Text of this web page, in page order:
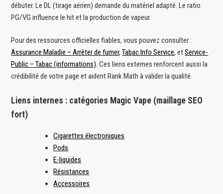
débuter. Le DL (tirage aérien) demande du matériel adapté. Le ratio
PG/VG influence le hit et la production de vapeur.
Pour des ressources officielles fiables, vous pouvez consulter :
Assurance Maladie – Arrêter de fumer,Tabac Info Service, etService-
Public – Tabac (informations). Ces liens externes renforcent aussi la
crédibilité de votre page et aident Rank Math à valider la qualité.
Liens internes : catégories Magic Vape (maillage SEO
fort)
Cigarettes électroniques
Pods
E-liquides
Résistances
Accessoires